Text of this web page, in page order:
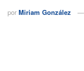
por Miriam González